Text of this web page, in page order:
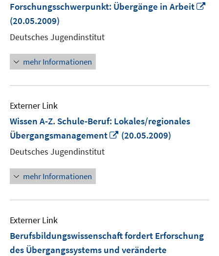
Forschungsschwerpunkt: Übergänge in Arbeit
(20.05.2009)
Deutsches Jugendinstitut
mehr Informationen
Externer Link
Wissen A-Z. Schule-Beruf: Lokales/regionales
Übergangsmanagement
In
(20.05.2009)
Deutsches Jugendinstitut
mehr Informationen
Externer Link
Berufsbildungswissenschaft fordert Erforschung
des Übergangssystems und veränderte